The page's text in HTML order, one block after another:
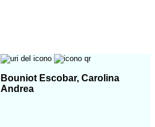
Bouniot Escobar, Carolina
Andrea